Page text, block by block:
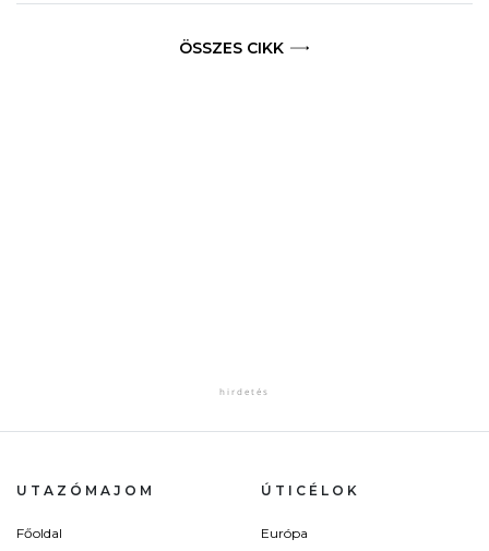
ÖSSZES CIKK
UTAZÓMAJOM
Főoldal
ÚTICÉLOK
Európa